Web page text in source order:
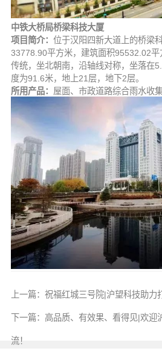
中铁大桥局桥梁科技大厦
项目简介： 位于汉阳四新大道上的桥梁
33778.90平方米，建筑面积95532.02
传统，坐北朝南，沿轴线对称，坐落在
度为91.6米，地上21层，地下2层。
所用产品： 屋面、市政道路综合雨水收
上一篇： 祝福红城三号院|沪望科技助力
下一篇： 高品质、有效果、看得见|欢迎
流！